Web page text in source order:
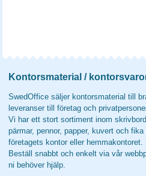
Kontorsmaterial /
SwedOffice säljer kontorsmaterial till
leveranser till företag och
Vi har ett stort sortiment inom
pärmar, pennor, papper, kuvert och
företagets kontor eller hemmakontoret.
Beställ snabbt och enkelt via vår
ni behöver hjälp.